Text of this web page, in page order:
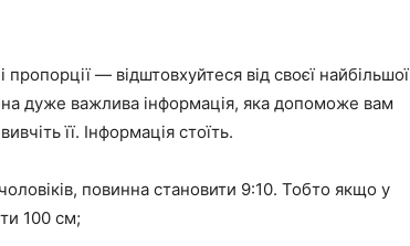
— відштовхуйтеся від своєї найбільшої
дуже важлива інформація, яка допоможе вам
її. Інформація стоїть.
повинна становити 9:10. Тобто якщо у
100 см;